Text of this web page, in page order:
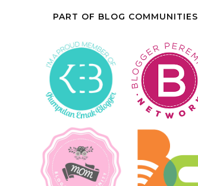
PART OF BLOG COMMUNITIES